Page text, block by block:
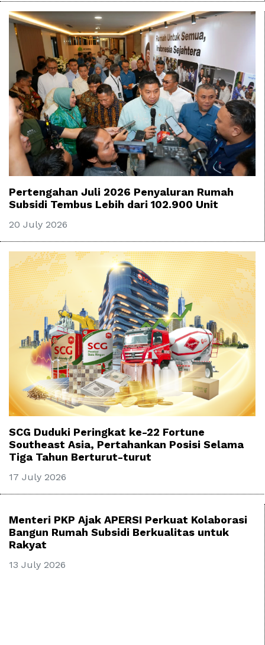
Pertengahan Juli 2026 Penyaluran Rumah
Subsidi Tembus Lebih dari 102.900 Unit
20 July 2026
SCG Duduki Peringkat ke-22 Fortune
Southeast Asia, Pertahankan Posisi Selama
Tiga Tahun Berturut-turut
17 July 2026
Menteri PKP Ajak APERSI Perkuat Kolaborasi
Bangun Rumah Subsidi Berkualitas untuk
Rakyat
13 July 2026